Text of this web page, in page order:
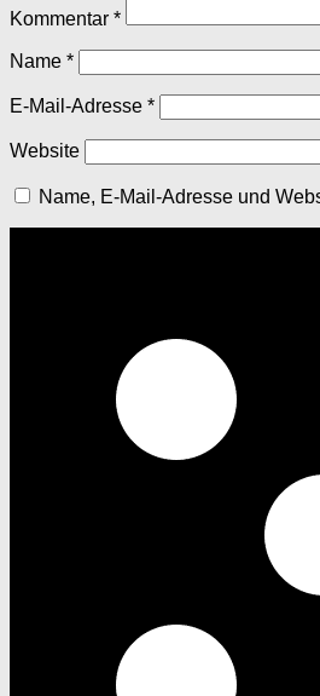
Kommentar *
Name *
E-Mail-Adresse *
Website
Name, E-Mail-Adresse und